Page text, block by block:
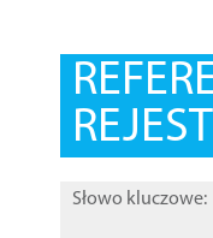
Słowo kluczowe: